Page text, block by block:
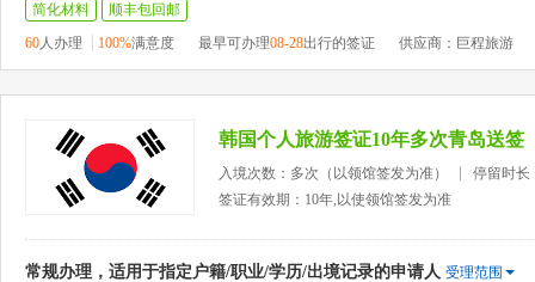
简化材料
顺丰包回邮
60人办理 100%满意度 最早可办理08-28出行的签证 供应商：巨程旅游
韩国个人旅游签证10年多次青岛送签
入境次数：多次（以领馆签发为准）
停留时长
签证有效期：10年,以使领馆签发为准
常规办理，适用于指定户籍/职业/学历/出境记录的申请人 受理范围